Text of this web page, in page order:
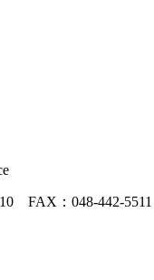
FAX：048-442-5511